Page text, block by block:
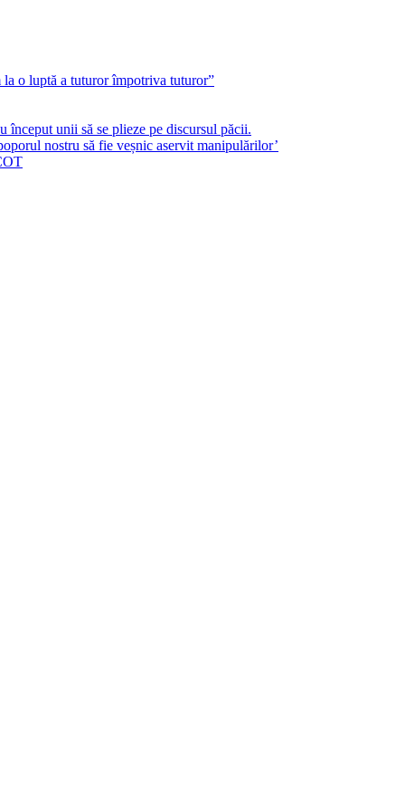
o luptă a tuturor împotriva tuturor”
unii să se plieze pe discursul păcii.
nostru să fie veșnic aservit manipulărilor’